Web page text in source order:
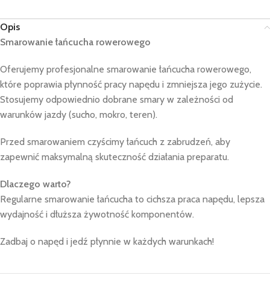
Opis
Smarowanie łańcucha rowerowego
Oferujemy profesjonalne smarowanie łańcucha rowerowego,
które poprawia płynność pracy napędu i zmniejsza jego zużycie.
Stosujemy odpowiednio dobrane smary w zależności od
warunków jazdy (sucho, mokro, teren).
Przed smarowaniem czyścimy łańcuch z zabrudzeń, aby
zapewnić maksymalną skuteczność działania preparatu.
Dlaczego warto?
Regularne smarowanie łańcucha to cichsza praca napędu, lepsza
wydajność i dłuższa żywotność komponentów.
Zadbaj o napęd i jedź płynnie w każdych warunkach!